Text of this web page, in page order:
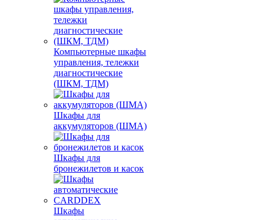
Компьютерные шкафы
управления, тележки
диагностические
(ШКМ, ТДМ)
Шкафы для
аккумуляторов (ШМА)
Шкафы для
бронежилетов и касок
Шкафы